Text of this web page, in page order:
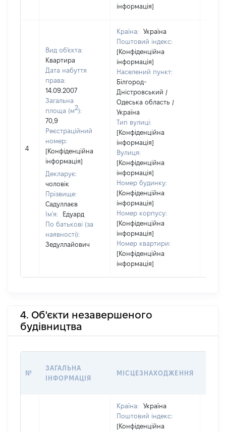
інформація]
4
Вид об'єкта:
Квартира
Дата набуття
права:
14.09.2007
Загальна
площа (м2):
70,9
Реєстраційний
номер:
[Конфіденційна
інформація]
Декларує:
чоловік
Прізвище:
Садуллаєв
Ім'я:
Едуард
По батькові (за
наявності):
Зедуллайович
Країна:
Україна
Поштовий індекс:
[Конфіденційна
інформація]
Населений пункт:
Білгород-
Дністровський /
Одеська область /
Україна
Тип вулиці:
[Конфіденційна
інформація]
Вулиця:
[Конфіденційна
інформація]
Номер будинку:
[Конфіденційна
інформація]
Номер корпусу:
[Конфіденційна
інформація]
Номер квартири:
[Конфіденційна
інформація]
4. Об'єкти незавершеного
будівництва
№
ЗАГАЛЬНА
ІНФОРМАЦІЯ
МІСЦЕЗНАХОДЖЕННЯ
Країна:
Україна
Поштовий індекс:
[Конфіденційна